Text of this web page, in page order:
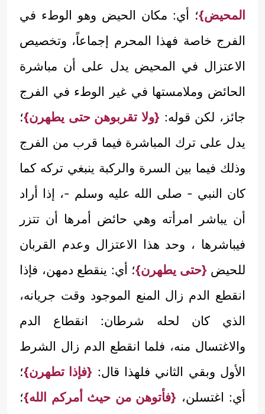
المحيض}؛ أي: مكان الحيض وهو الوطء في
الفرج خاصة فهذا المحرم إجماعاً، وتخصيص
الاعتزال في المحيض يدل على أن مباشرة
الحائض وملامستها في غير الوطء في الفرج
جائز، لكن قوله: {ولا تقربوهن حتى يطهرن}؛
يدل على ترك المباشرة فيما قرب من الفرج
وذلك فيما بين السرة والركبة ينبغي تركه كما
كان النبي - صلى الله عليه وسلم -، إذا أراد
أن يباشر امرأته وهي حائض أمرها أن تتزر
فيباشرها ، وحد هذا الاعتزال وعدم القربان
للحيض {حتى يطهرن}؛ أي: ينقطع دمهن، فإذا
انقطع الدم زال المنع الموجود وقت جريانه،
الذي كان لحله شرطان: انقطاع الدم
والاغتسال منه، فلما انقطع الدم زال الشرط
الأول وبقي الثاني فلهذا قال: {فإذا تطهرن}؛
أي: اغتسلن، {فأتوهن من حيث أمركم الله}؛